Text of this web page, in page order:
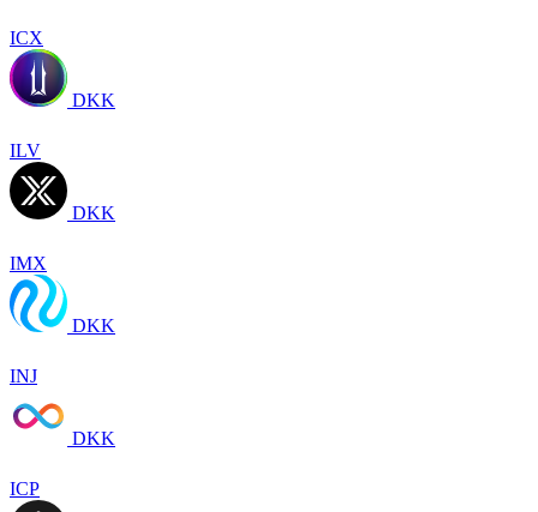
ICX
DKK
ILV
DKK
IMX
DKK
INJ
DKK
ICP